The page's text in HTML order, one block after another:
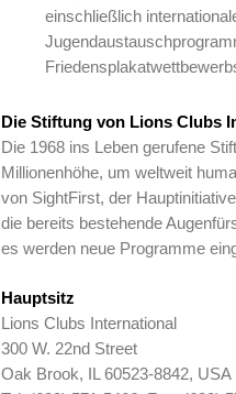
einschließlich
Die Stiftung von Lions Clubs
Die 1968 ins Leben gerufene
Millionenhöhe, um weltweit
von SightFirst, der
die bereits bestehende
es werden neue Programme
Hauptsitz
Lions Clubs International
300 W. 22nd Street
Oak Brook, IL 60523-8842, USA